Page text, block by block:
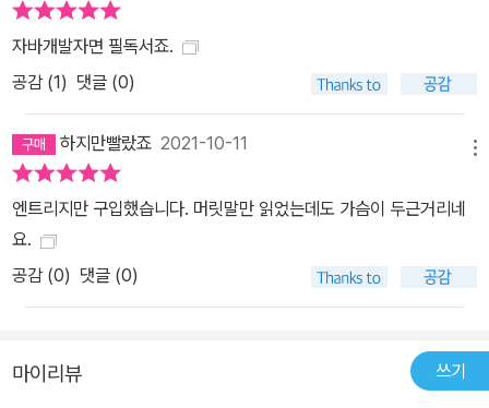
자바개발자면 필독서죠.
공감 (1) 댓글 (0)
하지만빨랐죠 2021-10-11
엔트리지만 구입했습니다. 머릿말만 읽었는데도 가슴이 두근거리네
요.
공감 (0) 댓글 (0)
마이리뷰 쓰기